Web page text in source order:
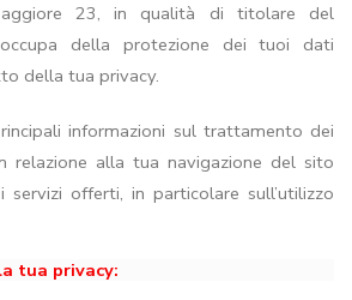
23, in qualità di titolare del
della protezione dei tuoi dati
della tua privacy.
informazioni sul trattamento dei
relazione alla tua navigazione del sito
servizi offerti, in particolare sull’utilizzo
tua privacy: